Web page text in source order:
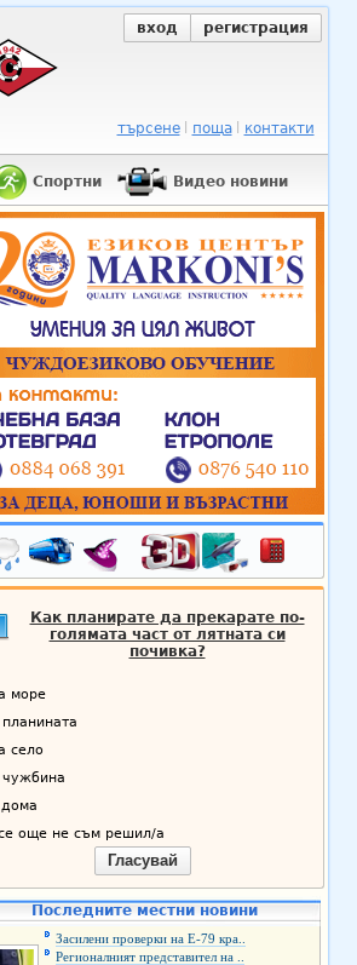
вход регистрация
търсене поща контакти
Спортни Видео новини
Как планирате да прекарате по-
голямата част от лятната си
почивка?
море
село
чужбина
още не съм решил/а
Гласувай
Последните местни новини
Засилени проверки на Е-79 кра..
Регионалният представител на ..